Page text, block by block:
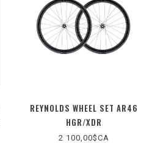
REYNOLDS WHEEL SET AR46
HGR/XDR
2 100,00$CA